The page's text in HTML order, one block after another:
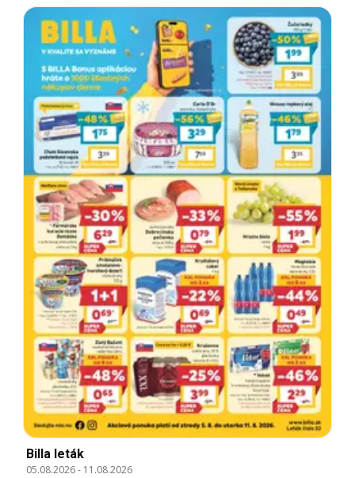
Billa leták
05.08.2026- 11.08.2026